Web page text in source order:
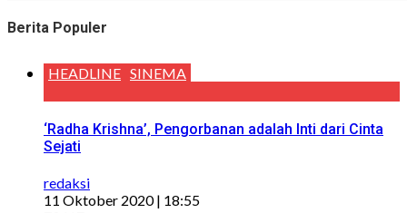
Berita Populer
HEADLINE SINEMA
‘Radha Krishna’, Pengorbanan adalah Inti dari Cinta
Sejati
redaksi
11 Oktober 2020 | 18:55